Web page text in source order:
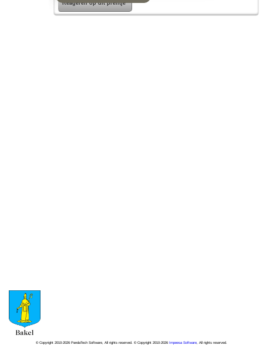
Reageren op dit prentje
© Copyright 2010-2026 PandaTech Software, All rights reserved. © Copyright 2010-2026 Impeesa Software, All rights reserved.